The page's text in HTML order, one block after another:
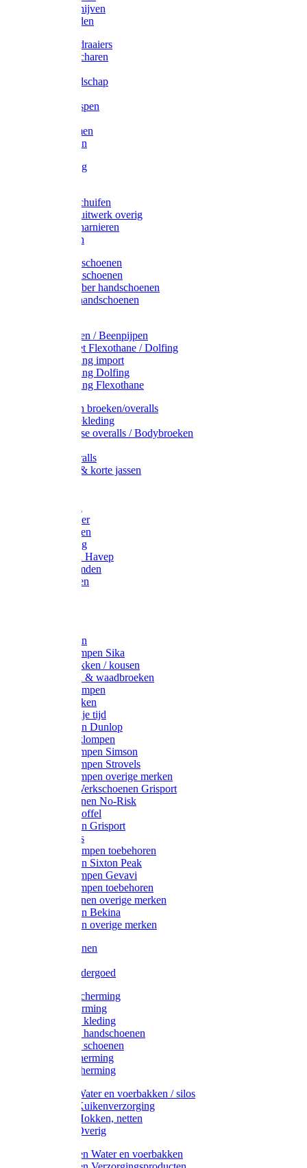
Diamantschijven
Laselektroden
Schroevendraaiers
Tangen / Scharen
Meetgereedschap
Vijlen / Raspen
Lijmklemmen
Waterpassen
Bouwbeslag
Grendels/schuifen
Hang en sluitwerk overig
Hengen/scharnieren
Scharnieren
Latex handschoenen
Leren handschoenen
PVC / Rubber handschoenen
Katoenen handschoenen
Plukmouwen / Beenpijpen
Reparatieset Flexothane / Dolfing
Regenkleding import
Regenkleding Dolfing
Regenkleding Flexothane
Toebehoren broeken/overalls
Signalisatiekleding
Amerikaanse overalls / Bodybroeken
Kinderoveralls
Stofjassen & korte jassen
Bodywarmer
Werkbroeken
Zaagkleding
Werkjassen Havep
Thermohemden
Overhemden
Werksokken
Schoenklompen Sika
Thermo sokken / kousen
Lieslaarzen & waadbroeken
Houten klompen
Wandelsokken
Laarzen vrije tijd
Werklaarzen Dunlop
Kunststof klompen
Schoenklompen Simson
Schoenklompen Strovels
Schoenklompen overige merken
Wandel-/ Werkschoenen Grisport
Werkschoenen No-Risk
Klomppantoffel
Werklaarzen Grisport
Accessoires
Houten klompen toebehoren
Werklaarzen Sixton Peak
Schoenklompen Gevavi
Schoenklompen toebehoren
Werkschoenen overige merken
Werklaarzen Bekina
Werklaarzen overige merken
Handschoenen
Thermo ondergoed
Gehoorbescherming
Oogbescherming
Disposable kleding
Disposable handschoenen
Disposable schoenen
Mondbescherming
Hoofdbescherming
Pluimvee Water en voerbakken / silos
Pluimvee Kuikenverzorging
Pluimvee Hokken, netten
Pluimvee Overig
Knaagdieren Water en voerbakken